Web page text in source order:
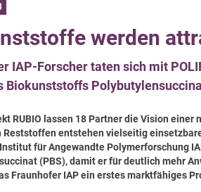
werden
IAP-Forscher taten sich mit
Biokunststoffs
RUBIO lassen 18 Partner die Vision
entstehen vielseitig
für Angewandte Polymerforschung
(PBS), damit er für deutlich mehr
Fraunhofer IAP ein erstes marktfähiges